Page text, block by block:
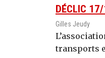
DÉCLIC
Gilles Jeudy
transports